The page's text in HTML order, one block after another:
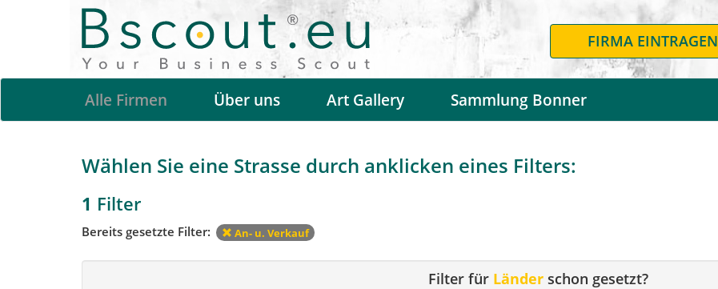
FIRMA EINTRAGEN
Alle Firmen Über uns Art Gallery Sammlung Bonner
Wählen Sie eine Strasse durch anklicken eines Filters:
1 Filter
Bereits gesetzte Filter: An- u. Verkauf
Filter für Länderschon gesetzt?